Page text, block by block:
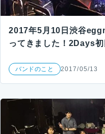
2017年5月10日渋谷
ってきました！2Days初
バンドのこと 2017/05/13